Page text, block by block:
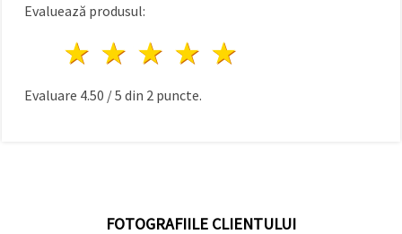
Evaluează produsul:
4 stele
3 stele
2 stele
1 stea
Evaluare 4.50 /5 din 2 puncte.
FOTOGRAFIILE CLIENTULUI